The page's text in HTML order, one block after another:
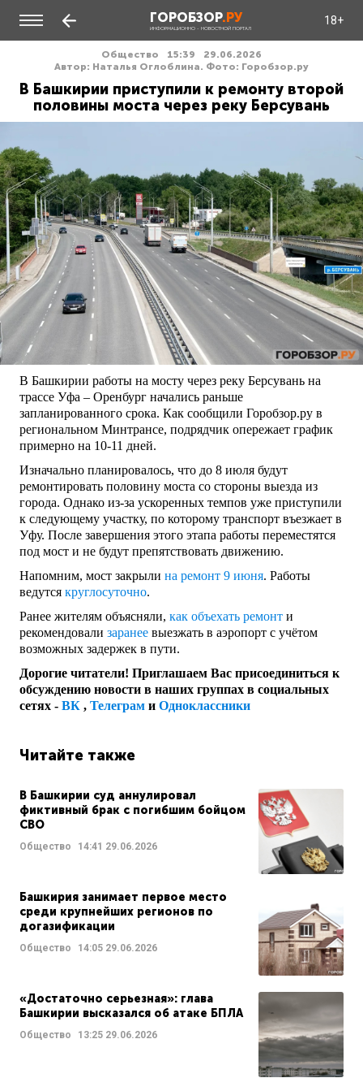
ГОРОБЗОР.РУ
ИНФОРМАЦИОННО - НОВОСТНОЙ ПОРТАЛ
18+
Общество 15:39
29.06.2026
Автор: Наталья Оглоблина. Фото: Горобзор.ру
В Башкирии приступили к ремонту второй
половины моста через реку Берсувань
В Башкирии работы на мосту через реку Берсувань на
трассе Уфа – Оренбург начались раньше
запланированного срока. Как сообщили Горобзор.ру в
региональном Минтрансе, подрядчик опережает график
примерно на 10-11 дней.
Изначально планировалось, что до 8 июля будут
ремонтировать половину моста со стороны выезда из
города. Однако из-за ускоренных темпов уже приступили
к следующему участку, по которому транспорт въезжает в
Уфу. После завершения этого этапа работы переместятся
под мост и не будут препятствовать движению.
Напомним, мост закрыли на ремонт 9 июня. Работы
ведутся круглосуточно.
Ранее жителям объясняли, как объехать ремонт и
рекомендовали заранее выезжать в аэропорт с учётом
возможных задержек в пути.
Дорогие читатели! Приглашаем Вас присоединиться к
обсуждению новости в наших группах в социальных
сетях - ВК , Телеграм и Одноклассники
Читайте также
В Башкирии суд аннулировал
фиктивный брак с погибшим бойцом
СВО
Общество 14:41 29.06.2026
Башкирия занимает первое место
среди крупнейших регионов по
догазификации
Общество 14:05 29.06.2026
«Достаточно серьезная»: глава
Башкирии высказался об атаке БПЛА
Общество 13:25 29.06.2026